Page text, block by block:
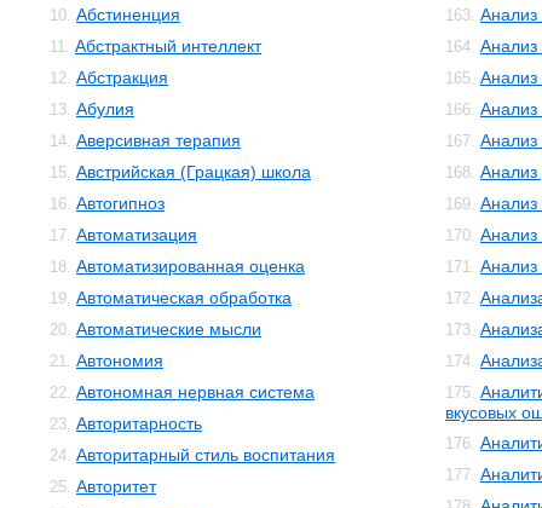
10. Абстиненция
11. Абстрактный интеллект
12. Абстракция
13. Абулия
14. Аверсивная терапия
15. Австрийская (Грацкая) школа
16. Автогипноз
17. Автоматизация
18. Автоматизированная оценка
19. Автоматическая обработка
20. Автоматические мысли
21. Автономия
22. Автономная нервная система
23. Авторитарность
24. Авторитарный стиль воспитания
25. Авторитет
163. Анализ
164.
165. Анализ
166.
167. Анализ
168. Анализ
169.
170. Анализ
171. Анализ
172.
173.
174.
175.
вкусовых
176.
177.